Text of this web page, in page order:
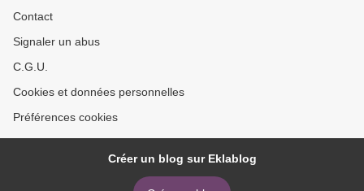
Contact
Signaler un abus
C.G.U.
Cookies et données personnelles
Préférences cookies
Créer un blog sur Eklablog